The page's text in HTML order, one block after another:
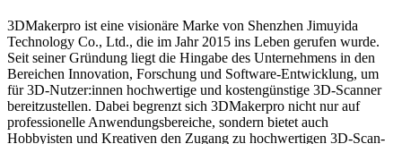
3DMakerpro ist eine visionäre Marke von Shenzhen Jimuyida
Technology Co., Ltd., die im Jahr 2015 ins Leben gerufen wurde.
Seit seiner Gründung liegt die Hingabe des Unternehmens in den
Bereichen Innovation, Forschung und Software-Entwicklung, um
für 3D-Nutzer:innen hochwertige und kostengünstige 3D-Scanner
bereitzustellen. Dabei begrenzt sich 3DMakerpro nicht nur auf
professionelle Anwendungsbereiche, sondern bietet auch
Hobbyisten und Kreativen den Zugang zu hochwertigen 3D-Scan-